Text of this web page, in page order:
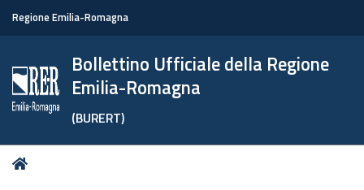
Regione Emilia-Romagna
Bollettino Ufficiale della Regione
Emilia-Romagna
(BURERT)
Tu